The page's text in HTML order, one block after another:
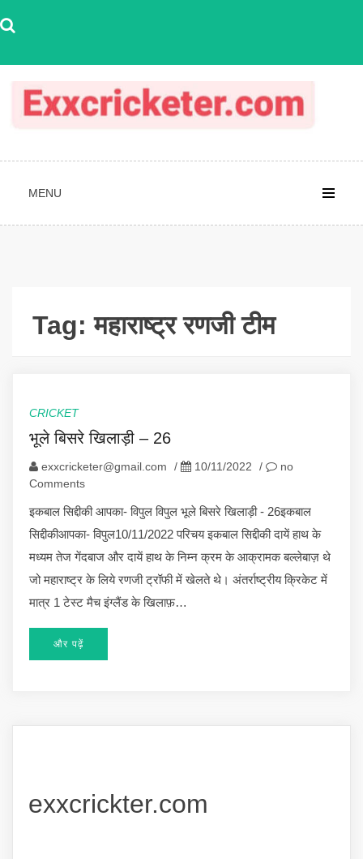
to
MENU
Tag:महाराष्ट्र रणजी टीम
CRICKET
भूले बिसरे खिलाड़ी – 26
exxcricketer@gmail.com / 10/11/2022 /
no
Comments
इकबाल सिद्दीकी आपका- विपुल विपुल भूले बिसरे खिलाड़ी - 26इकबाल
सिद्दीकीआपका- विपुल10/11/2022 परिचय इकबाल सिद्दीकी दायें हाथ के
मध्यम तेज गेंदबाज और दायें हाथ के निम्न क्रम के आक्रामक बल्लेबाज़ थे
जो महाराष्ट्र के लिये रणजी ट्रॉफी में खेलते थे। अंतर्राष्ट्रीय क्रिकेट में
मात्र 1 टेस्ट मैच इंग्लैंड के खिलाफ़…
और पढ़ें
exxcrickter.com